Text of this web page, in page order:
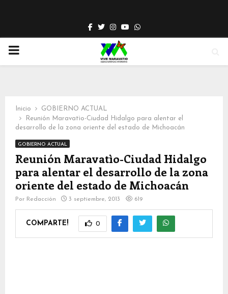
Facebook
TwitterInstagram
YoutubeWhatsapp
PRIMARY
Inicio
GOBIERNO ACTUAL
Reunión Maravatìo-Ciudad Hidalgo para alentar el
desarrollo de la zona oriente del estado de Michoacán
GOBIERNO ACTUAL
Reunión Maravatìo-Ciudad Hidalgo
para alentar el desarrollo de la zona
oriente del estado de Michoacán
Por Redacción 3 septiembre, 2013 619
COMPARTE! 0